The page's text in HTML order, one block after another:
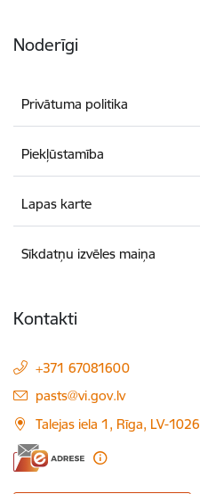
Noderīgi
Privātuma politika
Piekļūstamība
Lapas karte
Sīkdatņu izvēles maiņa
Kontakti
+371 67081600
E-pasts:
pasts@vi.gov.lv
Talejas iela 1, Rīga, LV-1026